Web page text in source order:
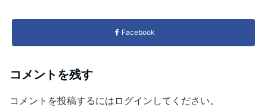
Facebook
コメントを残す
コメントを投稿するには ログイン してください。